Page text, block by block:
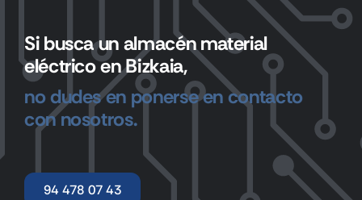
Si busca un almacén material
eléctrico en Bizkaia,
no dudes en ponerse en contacto
con nosotros.
94 478 07 43